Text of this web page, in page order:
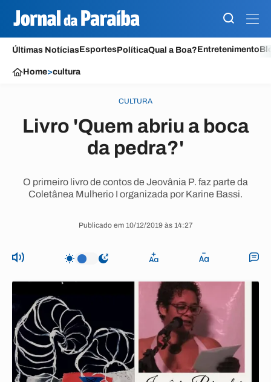
Últimas NotíciasEsportesPolíticaQual a Boa?Entretenimento
Home>cultura
CULTURA
Livro 'Quem abriu a boca
da pedra?'
O primeiro livro de contos de Jeovânia P. faz parte da
Coletânea Mulherio I organizada por Karine Bassi.
Publicado em 10/12/2019 às 14:27